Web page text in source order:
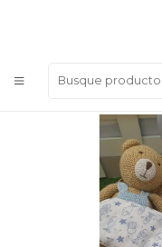
LAS